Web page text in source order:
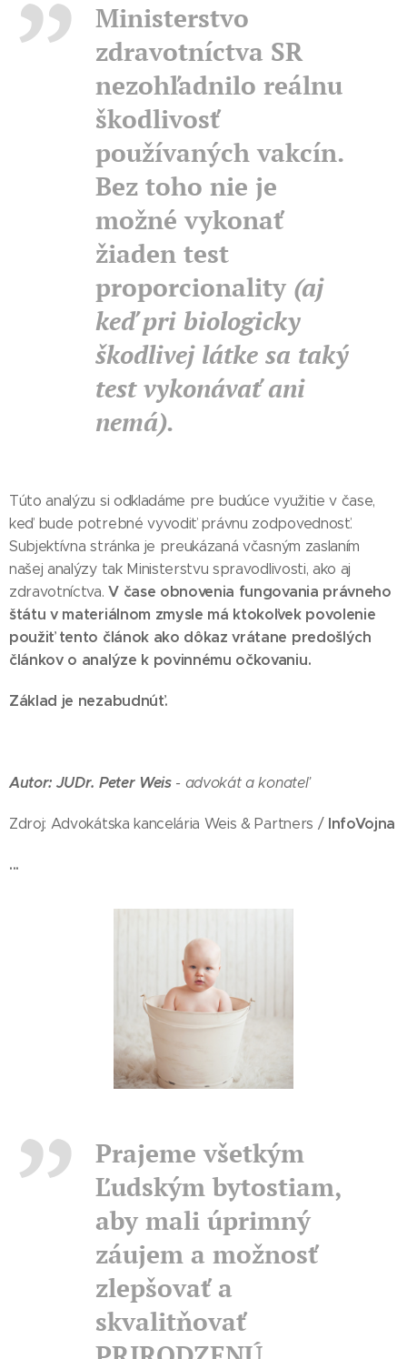
Ministerstvo
zdravotníctva SR
nezohľadnilo reálnu
škodlivosť
používaných vakcín.
Bez toho nie je
možné vykonať
žiaden test
proporcionality (aj
keď pri biologicky
škodlivej látke sa taký
test vykonávať ani
nemá).
Túto analýzu si odkladáme pre budúce využitie v čase,
keď bude potrebné vyvodiť právnu zodpovednosť.
Subjektívna stránka je preukázaná včasným zaslaním
našej analýzy tak Ministerstvu spravodlivosti, ako aj
zdravotníctva.V čase obnovenia fungovania právneho
štátu v materiálnom zmysle má ktokoľvek povolenie
použiť tento článok ako dôkaz vrátane predošlých
článkov o analýze k povinnému očkovaniu.
Základ je nezabudnúť.
Autor: JUDr. Peter Weis- advokát a konateľ
Zdroj: Advokátska kancelária Weis & Partners / InfoVojna
...
Prajeme všetkým
Ľudským bytostiam,
aby mali úprimný
záujem a možnosť
zlepšovať a
skvalitňovať